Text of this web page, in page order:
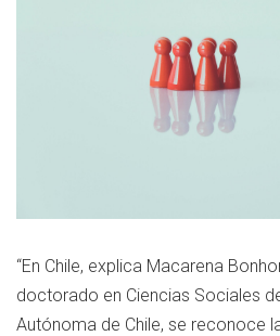
“En Chile, explica Macarena
doctorado en Ciencias Sociales
Autónoma de Chile, se reconoce